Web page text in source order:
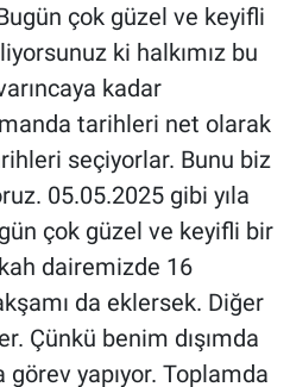
çok güzel ve keyifli
ki halkımız bu
kadar
tarihleri net olarak
seçiyorlar. Bunu biz
05.05.2025 gibi yıla
çok güzel ve keyifli bir
dairemizde 16
da eklersek. Diğer
Çünkü benim dışımda
yapıyor. Toplamda